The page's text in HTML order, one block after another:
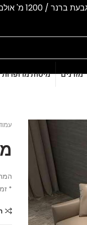
אולם תצוגה טל: 08-9443964
מזרנים מיטות מרופדות
* זמן